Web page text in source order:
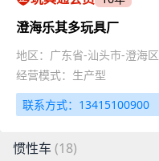
澄海乐其多玩具厂
地区：广东省-汕头市-澄海区
经营模式：生产型
联系方式：13415100900
惯性车 (18)